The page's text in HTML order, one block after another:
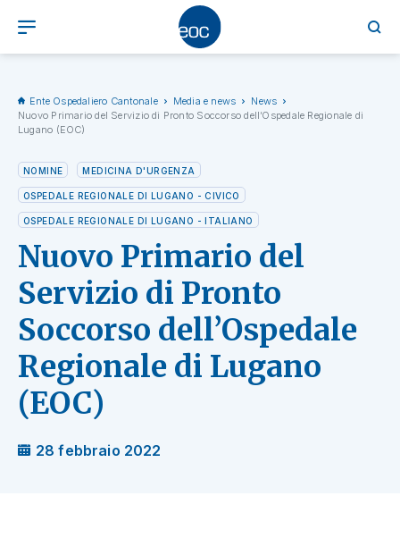
Ente Ospedaliero Cantonale Media e news
News
Nuovo Primario del Servizio di Pronto Soccorso dell’Ospedale Regionale di
Lugano (EOC)
NOMINE MEDICINA D'URGENZA
OSPEDALE REGIONALE DI LUGANO - CIVICO
OSPEDALE REGIONALE DI LUGANO - ITALIANO
Nuovo Primario del
Servizio di Pronto
Soccorso dell’Ospedale
Regionale di Lugano
(EOC)
28 febbraio 2022